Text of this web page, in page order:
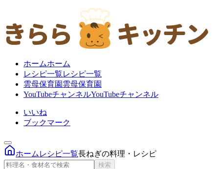
ホームホーム
レシピ一覧レシピ一覧
雲母保育園 雲母保育園
YouTubeチャンネルYouTubeチャンネル
いいね
ブックマーク
ホーム レシピ一覧長ねぎの料理・レシピ
検索